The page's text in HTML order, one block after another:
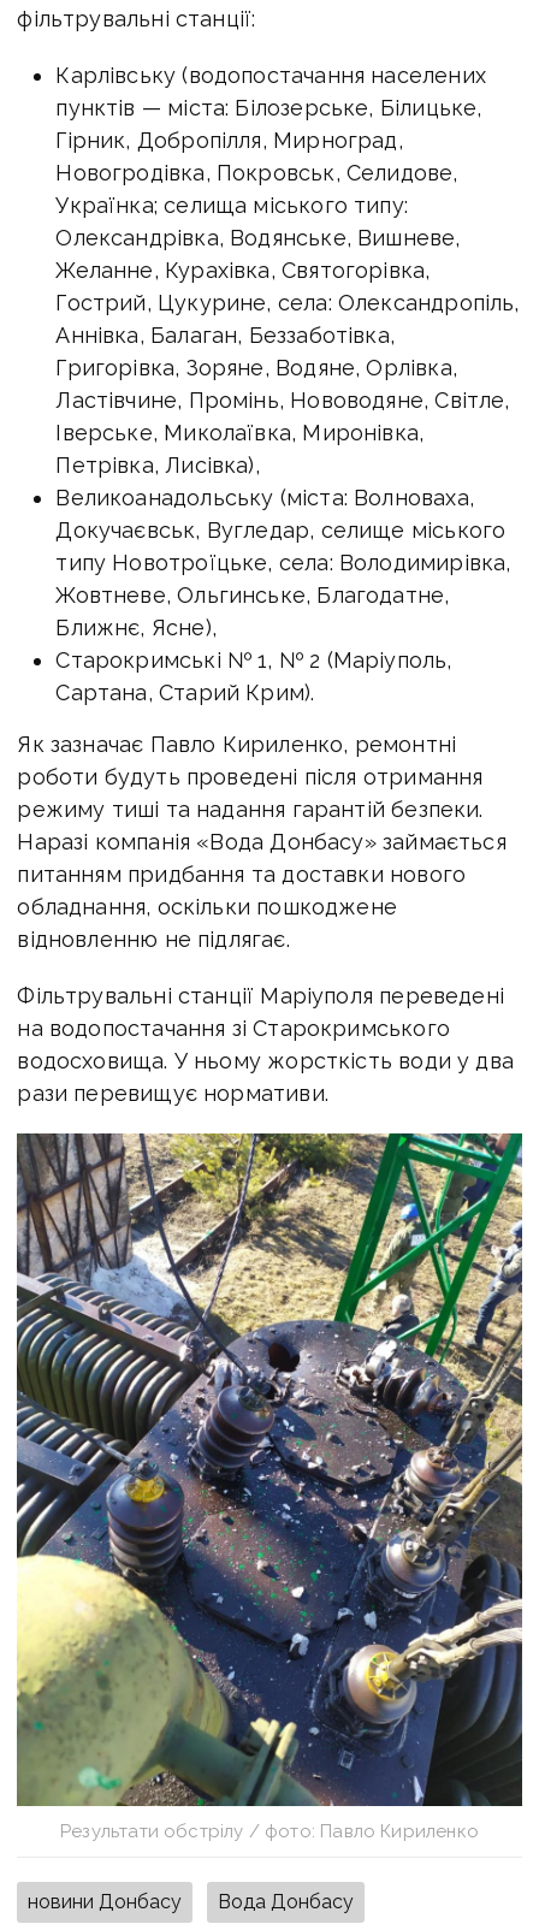
фільтрувальні станції:
Карлівську (водопостачання населених
пунктів — міста: Білозерське, Білицьке,
Гірник, Добропілля, Мирноград,
Новогродівка, Покровськ, Селидове,
Українка; селища міського типу:
Олександрівка, Водянське, Вишневе,
Желанне, Курахівка, Святогорівка,
Гострий, Цукурине, села: Олександропіль,
Аннівка, Балаган, Беззаботівка,
Григорівка, Зоряне, Водяне, Орлівка,
Ластівчине, Промінь, Нововодяне, Світле,
Іверське, Миколаївка, Миронівка,
Петрівка, Лисівка),
Великоанадольську (міста: Волноваха,
Докучаєвськ, Вугледар, селище міського
типу Новотроїцьке, села: Володимирівка,
Жовтневе, Ольгинське, Благодатне,
Ближнє, Ясне),
Старокримські № 1, № 2 (Маріуполь,
Сартана, Старий Крим).
Як зазначає Павло Кириленко, ремонтні
роботи будуть проведені після отримання
режиму тиші та надання гарантій безпеки.
Наразі компанія «Вода Донбасу» займається
питанням придбання та доставки нового
обладнання, оскільки пошкоджене
відновленню не підлягає.
Фільтрувальні станції Маріуполя переведені
на водопостачання зі Старокримського
водосховища. У ньому жорсткість води у два
рази перевищує нормативи.
Результати обстрілу / фото: Павло Кириленко
новини Донбасу Вода Донбасу